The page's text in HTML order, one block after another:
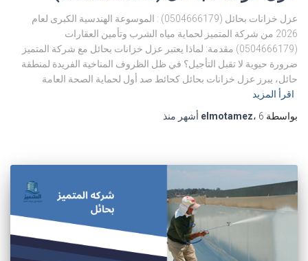
عزل خزانات بحائل (0504666179) : الموسوعة الهندسية الكبرى لعام
2026 من شركة المتميز لحماية مياه الشرب وتأمين العقارات
(0504666179) مقدمة: لماذا يعتبر عزل خزانات بحائل مع شركة المتميز
ضرورة حيوية لا تقبل التأجيل؟ في ظل الظروف المناخية الفريدة لمنطقة
حائل، يبرز عزل خزانات بحائل كحائط صد أول لحماية الصحة العامة
اقرأ المزيد
بواسطة
elmotamez، 6 أشهر منذ